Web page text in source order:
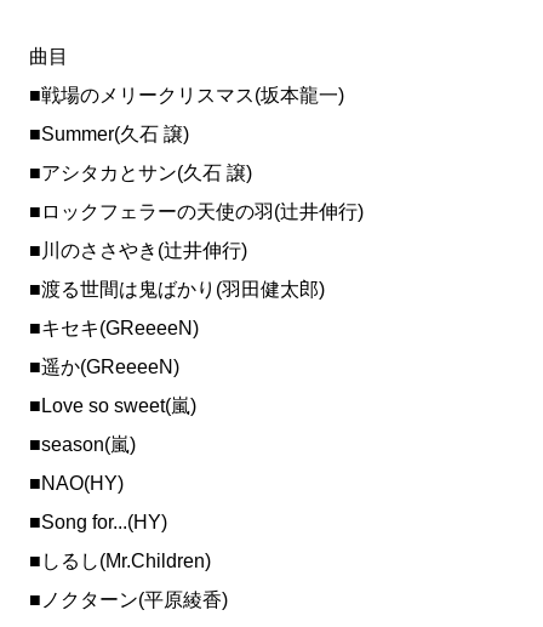
曲目
■戦場のメリークリスマス(坂本龍一)
■Summer(久石 譲)
■アシタカとサン(久石 譲)
■ロックフェラーの天使の羽(辻井伸行)
■川のささやき(辻井伸行)
■渡る世間は鬼ばかり(羽田健太郎)
■キセキ(GReeeeN)
■遥か(GReeeeN)
■Love so sweet(嵐)
■season(嵐)
■NAO(HY)
■Song for...(HY)
■しるし(Mr.Children)
■ノクターン(平原綾香)